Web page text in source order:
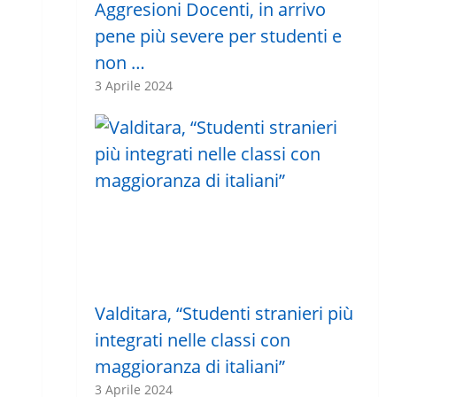
Aggresioni Docenti, in arrivo
pene più severe per studenti e
non …
3 Aprile 2024
Valditara, “Studenti stranieri più
integrati nelle classi con
maggioranza di italiani”
3 Aprile 2024